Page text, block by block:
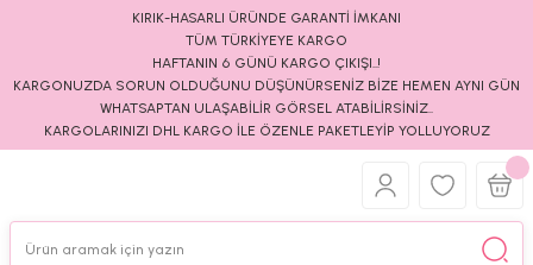
KIRIK-HASARLI ÜRÜNDE GARANTİ İMKANI
TÜM TÜRKİYEYE KARGO
HAFTANIN 6 GÜNÜ KARGO ÇIKIŞI..!
KARGONUZDA SORUN OLDUĞUNU DÜŞÜNÜRSENİZ BİZE HEMEN AYNI GÜN
WHATSAPTAN ULAŞABİLİR GÖRSEL ATABİLİRSİNİZ..
KARGOLARINIZI DHL KARGO İLE ÖZENLE PAKETLEYİP YOLLUYORUZ